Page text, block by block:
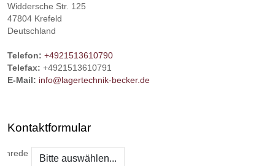
Widdersche Str. 125
47804 Krefeld
Deutschland
Telefon: +4921513610790
Telefax: +4921513610791
E-Mail: info@lagertechnik-becker.de
Kontaktformular
Anrede